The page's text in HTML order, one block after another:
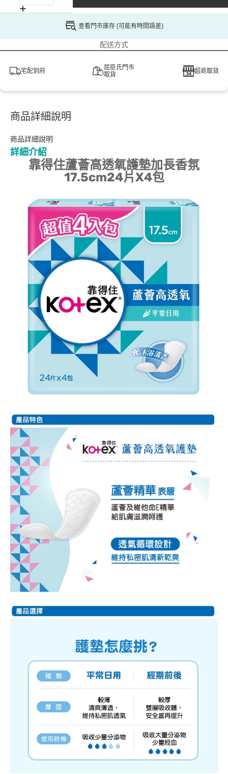
查看門市庫存 (可能有時間誤差)
配送方式
宅配到府
屈臣氏門市
取貨
超商取貨
商品詳細說明
商品詳細說明
詳細介紹
靠得住蘆薈高透氧護墊加長香氛
17.5cm24片X4包